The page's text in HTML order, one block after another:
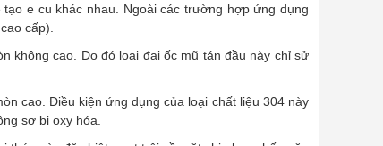
e cu khác nhau. Ngoài các trường hợp ứng dụng
cấp).
không cao. Do đó loại đai ốc mũ tán đầu này chỉ sử
cao. Điều kiện ứng dụng của loại chất liệu 304 này
sợ bị oxy hóa.